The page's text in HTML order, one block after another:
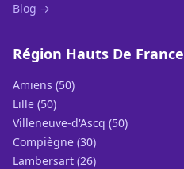
Blog →
Région Hauts De France
Amiens (50)
Lille (50)
Villeneuve-d'Ascq (50)
Compiègne (30)
Lambersart (26)